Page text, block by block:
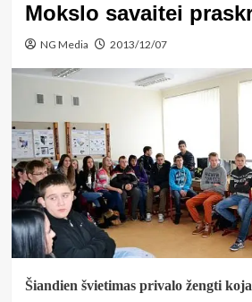
Mokslo savaitei
NG Media 2013/12/07
Šiandien švietimas privalo žengti